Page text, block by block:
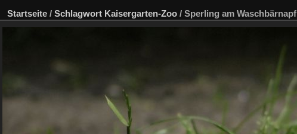
Startseite / Schlagwort Kaisergarten-Zoo / Sperling am Waschbärnapf